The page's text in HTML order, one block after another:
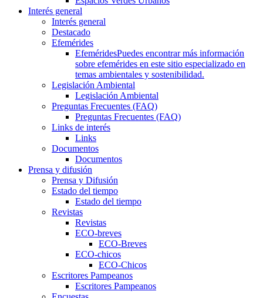
Interés general
Interés general
Destacado
Efemérides
EfeméridesPuedes encontrar más información
sobre efemérides en este sitio especializado en
temas ambientales y sostenibilidad.
Legislación Ambiental
Legislación Ambiental
Preguntas Frecuentes (FAQ)
Preguntas Frecuentes (FAQ)
Links de interés
Links
Documentos
Documentos
Prensa y difusión
Prensa y Difusión
Estado del tiempo
Estado del tiempo
Revistas
Revistas
ECO-breves
ECO-Breves
ECO-chicos
ECO-Chicos
Escritores Pampeanos
Escritores Pampeanos